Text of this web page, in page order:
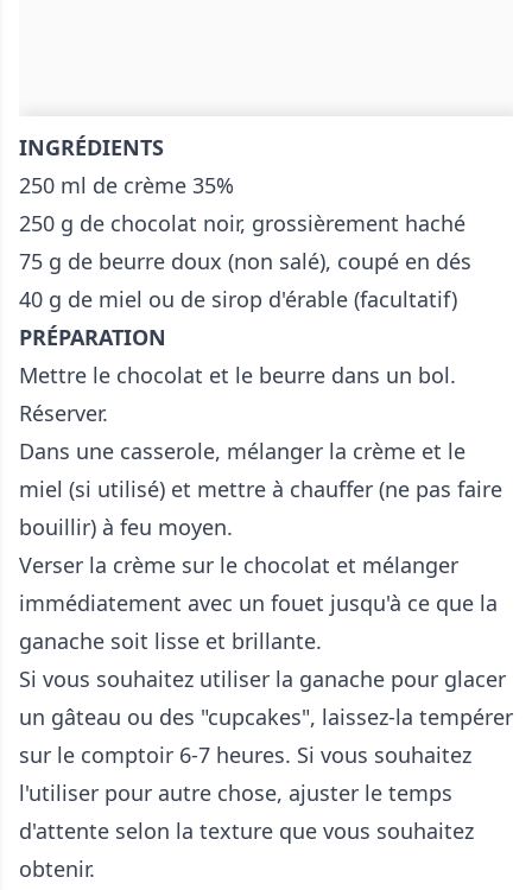
INGRÉDIENTS
250 ml de crème 35%
250 g de chocolat noir, grossièrement haché
75 g de beurre doux (non salé), coupé en dés
40 g de miel ou de sirop d'érable (facultatif)
PRÉPARATION
Mettre le chocolat et le beurre dans un bol.
Réserver.
Dans une casserole, mélanger la crème et le
miel (si utilisé) et mettre à chauffer (ne pas faire
bouillir) à feu moyen.
Verser la crème sur le chocolat et mélanger
immédiatement avec un fouet jusqu'à ce que la
ganache soit lisse et brillante.
Si vous souhaitez utiliser la ganache pour glacer
un gâteau ou des "cupcakes", laissez-la tempérer
sur le comptoir 6-7 heures. Si vous souhaitez
l'utiliser pour autre chose, ajuster le temps
d'attente selon la texture que vous souhaitez
obtenir.